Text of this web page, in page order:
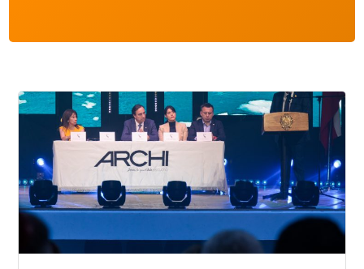
AUDIOS
VIDEOS
GALERIA DE FOTOS